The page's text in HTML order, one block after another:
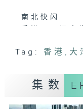
南北快闪
澳门：「休」
哈尔滨：风筝
Tag: 香港 , 大
集数